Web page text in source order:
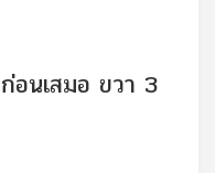
อนเสมอ ขวา 3